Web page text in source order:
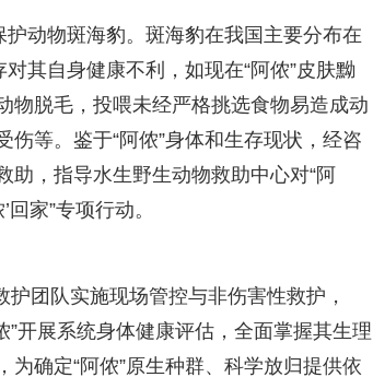
动物斑海豹。斑海豹在我国主要分布在
其自身健康不利，如现在“阿侬”皮肤黝
物脱毛，投喂未经严格挑选食物易造成动
等。鉴于“阿侬”身体和生存现状，经咨
助，指导水生野生动物救助中心对“阿
家”专项行动。
团队实施现场管控与非伤害性救护，
”开展系统身体健康评估，全面掌握其生理
确定“阿侬”原生种群、科学放归提供依